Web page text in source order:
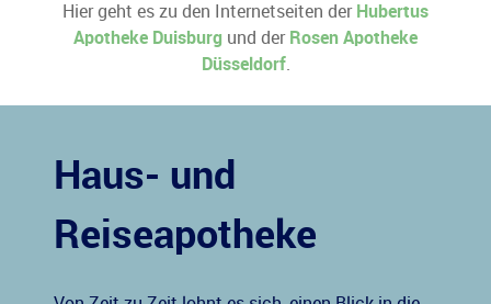
Hier geht es zu den Internetseiten der Hubertus
Apotheke Duisburg und der Rosen Apotheke
Düsseldorf.
Haus- und
Reiseapotheke